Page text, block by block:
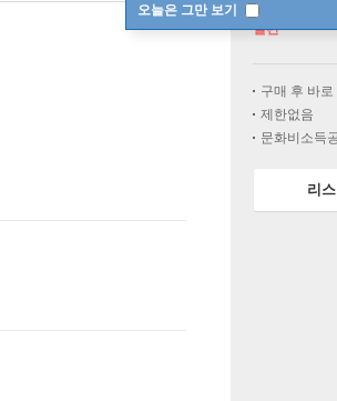
오늘은 그만 보기
절판
구매 후 바로
제한없음
문화비소득
리